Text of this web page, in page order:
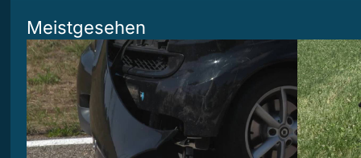
Meistgesehen